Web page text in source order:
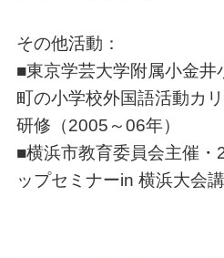
その他活動：
■東京学芸大学附属小金井
町の小学校外国語活動カ
研修（2005～06年）
■横浜市教育委員会主催
ップセミナーin 横浜大会